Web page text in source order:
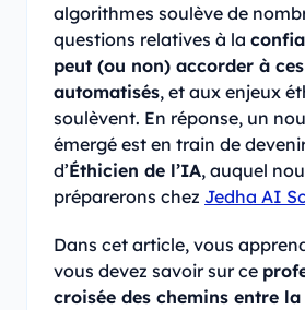
algorithmes soulève de
questions relatives à la
peut (ou non) accorder à
automatisés, et aux enjeux
soulèvent. En réponse, un
émergé est en train de
d’Éthicien de l’IA, auquel
préparerons chez Jedha AI
Dans cet article, vous
vous devez savoir sur ce
croisée des chemins entre